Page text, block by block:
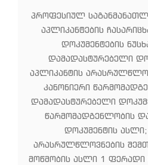
პროფესიულ
აპლიკანტების
დოკუმენტების
დამადასტურებელი
აპლიკანტის
კანონიერი
დამადასტურებელი
წარმომადგენლობის
დოკუმენტის
არასრულწლოვნების
მოწმობის ასლი 1